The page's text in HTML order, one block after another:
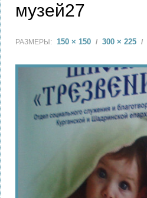
музей27
РАЗМЕРЫ: 150 × 150 / 300 × 225 /